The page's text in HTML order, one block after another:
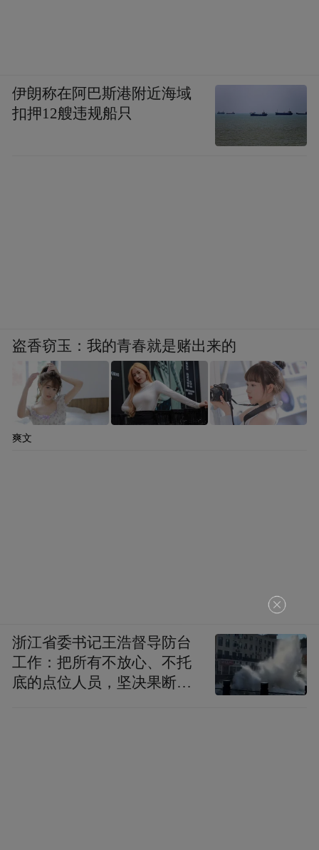
伊朗称在阿巴斯港附近海域
扣押12艘违规船只
盗香窃玉：我的青春就是赌出来的
爽文
浙江省委书记王浩督导防台
工作：把所有不放心、不托
底的点位人员，坚决果断转